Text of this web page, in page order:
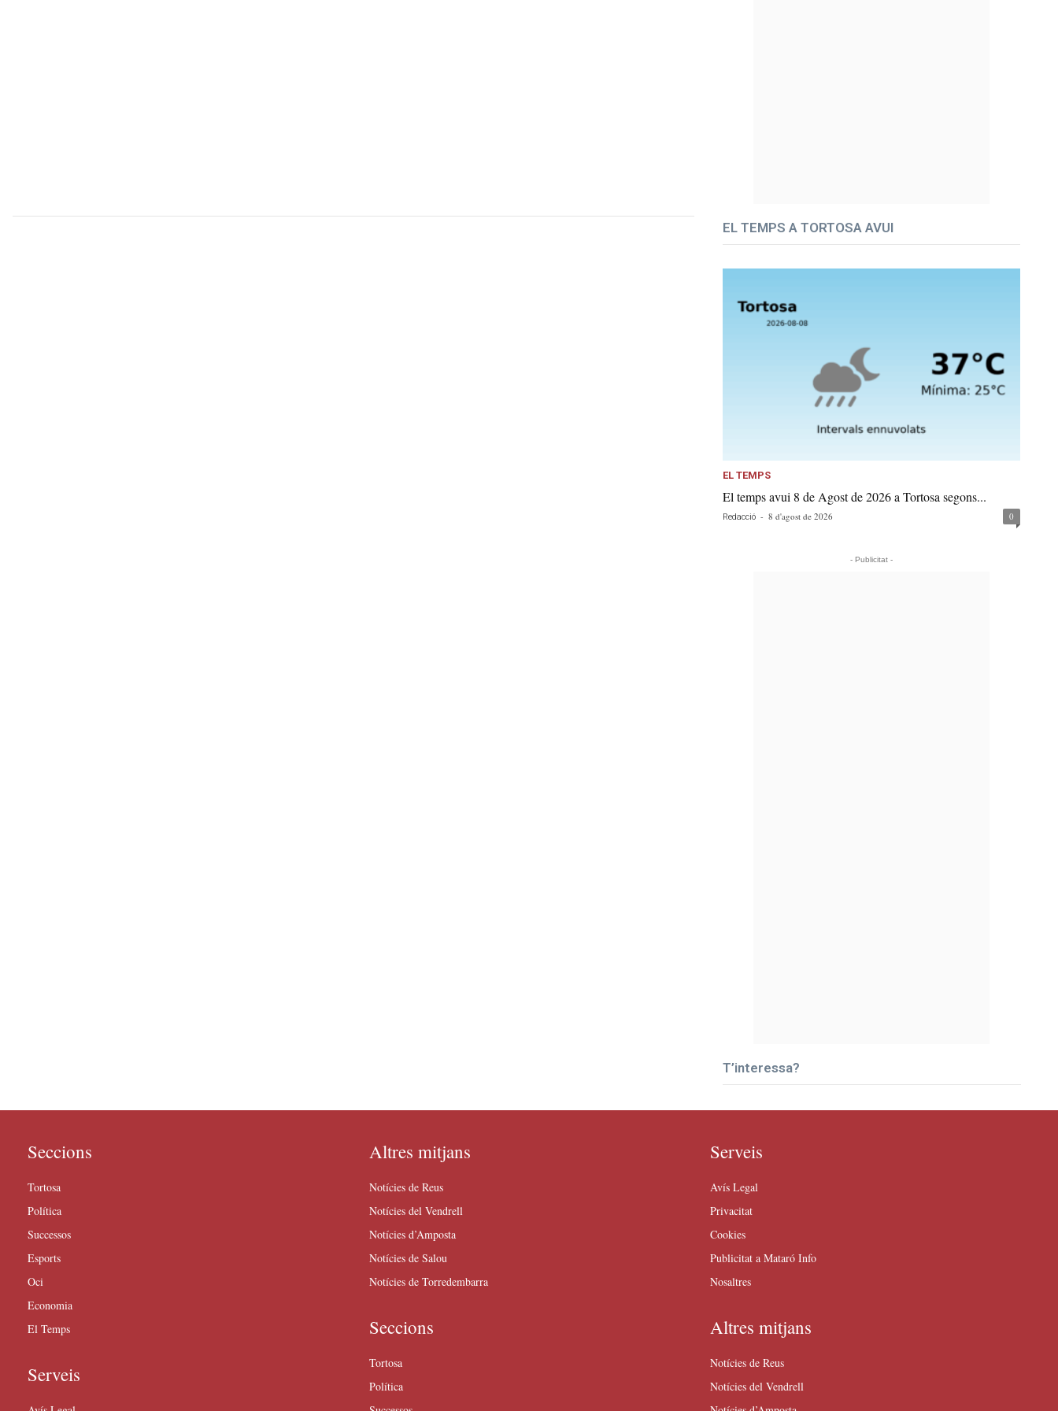
EL TEMPS A TORTOSA AVUI
EL TEMPS
El temps avui 8 de Agost de 2026 a Tortosa segons...
Redacció - 8 d'agost de 2026 0
- Publicitat -
T’interessa?
Seccions
Tortosa
Política
Successos
Esports
Oci
Economia
El Temps
Serveis
Altres mitjans
Notícies de Reus
Notícies del Vendrell
Notícies d’Amposta
Notícies de Salou
Notícies de Torredembarra
Seccions
Tortosa
Política
Serveis
Avís Legal
Privacitat
Cookies
Publicitat a Mataró Info
Nosaltres
Altres mitjans
Notícies de Reus
Notícies del Vendrell